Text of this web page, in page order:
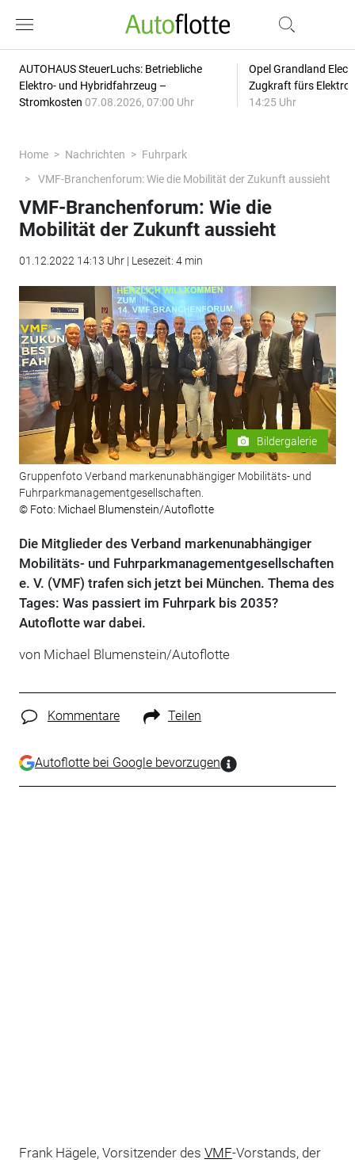
AUTOHAUS SteuerLuchs: Betriebliche
Elektro- und Hybridfahrzeug –
Stromkosten 07.08.2026, 07:00 Uhr
Opel Grandland
Zugkraft fürs
14:25 Uhr
Home Nachrichten
Fuhrpark
VMF-Branchenforum: Wie die Mobilität der Zukunft aussieht
VMF-Branchenforum: Wie die
Mobilität der Zukunft aussieht
01.12.2022 14:13 Uhr | Lesezeit: 4 min
Bildergalerie
Gruppenfoto Verband markenunabhängiger Mobilitäts- und
Fuhrparkmanagementgesellschaften.
© Foto: Michael Blumenstein/Autoflotte
Die Mitglieder des Verband markenunabhängiger
Mobilitäts- und Fuhrparkmanagementgesellschaften
e. V. (VMF) trafen sich jetzt bei München. Thema des
Tages: Was passiert im Fuhrpark bis 2035?
Autoflotte war dabei.
von Michael Blumenstein/Autoflotte
Kommentare Teilen
Autoflotte bei Google bevorzugen
Frank Hägele, Vorsitzender des VMF-Vorstands, der